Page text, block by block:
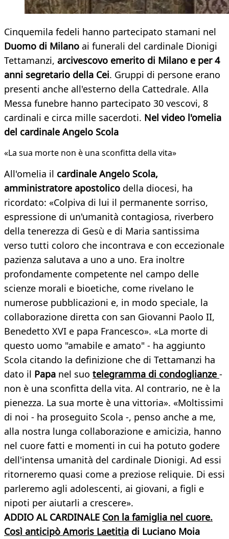
Cinquemila fedeli hanno partecipato stamani nel
Duomo di Milano ai funerali del cardinale Dionigi
Tettamanzi, arcivescovo emerito di Milano e per 4
anni segretario della Cei. Gruppi di persone erano
presenti anche all'esterno della Cattedrale. Alla
Messa funebre hanno partecipato 30 vescovi, 8
cardinali e circa mille sacerdoti. Nel video l'omelia
del cardinale Angelo Scola
«La sua morte non è una sconfitta della vita»
All'omelia il cardinale Angelo Scola,
amministratore apostolico della diocesi, ha
ricordato: «Colpiva di lui il permanente sorriso,
espressione di un'umanità contagiosa, riverbero
della tenerezza di Gesù e di Maria santissima
verso tutti coloro che incontrava e con eccezionale
pazienza salutava a uno a uno. Era inoltre
profondamente competente nel campo delle
scienze morali e bioetiche, come rivelano le
numerose pubblicazioni e, in modo speciale, la
collaborazione diretta con san Giovanni Paolo II,
Benedetto XVI e papa Francesco». «La morte di
questo uomo "amabile e amato" - ha aggiunto
Scola citando la definizione che di Tettamanzi ha
dato il Papa nel suo telegramma di condoglianze -
non è una sconfitta della vita. Al contrario, ne è la
pienezza. La sua morte è una vittoria». «Moltissimi
di noi - ha proseguito Scola -, penso anche a me,
alla nostra lunga collaborazione e amicizia, hanno
nel cuore fatti e momenti in cui ha potuto godere
dell'intensa umanità del cardinale Dionigi. Ad essi
ritorneremo quasi come a preziose reliquie. Di essi
parleremo agli adolescenti, ai giovani, a figli e
nipoti per aiutarli a crescere».
ADDIO AL CARDINALE Con la famiglia nel cuore.
Così anticipò Amoris Laetitia di Luciano Moia